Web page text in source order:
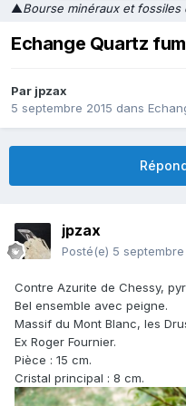
▲Bourse minéraux et fossiles
Echange Quartz
Par jpzax
5 septembre 2015 dans
jpzax
Posté(e) 5 septembre
Contre Azurite de Chessy,
Bel ensemble avec peigne.
Massif du Mont Blanc, les
Ex Roger Fournier.
Pièce : 15 cm.
Cristal principal : 8 cm.